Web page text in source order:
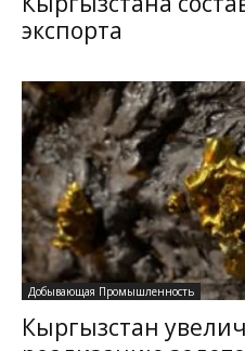
экспорта
Добывающая Промышленность
Кыргызстан